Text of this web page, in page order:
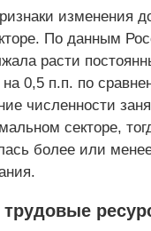
изменения
По данным
расти
на 0,5 п.п. по
численности
секторе,
более или
трудовые